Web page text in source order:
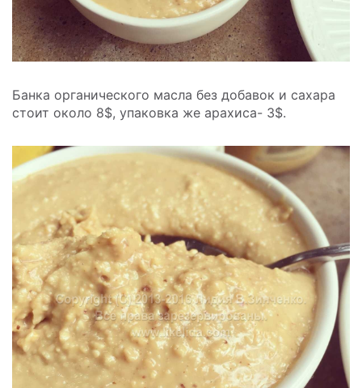
Банка органического масла без добавок и сахара
стоит около 8$, упаковка же арахиса- 3$.